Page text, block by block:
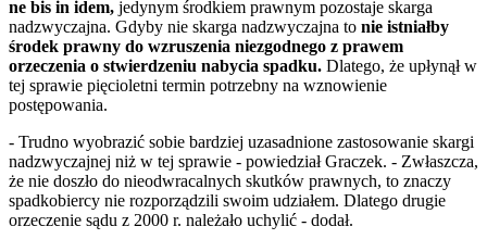
ne bis in idem, jedynym środkiem prawnym pozostaje skarga
nadzwyczajna. Gdyby nie skarga nadzwyczajna to nie istniałby
środek prawny do wzruszenia niezgodnego z prawem
orzeczenia o stwierdzeniu nabycia spadku. Dlatego, że upłynął w
tej sprawie pięcioletni termin potrzebny na wznowienie
postępowania.
- Trudno wyobrazić sobie bardziej uzasadnione zastosowanie skargi
nadzwyczajnej niż w tej sprawie - powiedział Graczek. - Zwłaszcza,
że nie doszło do nieodwracalnych skutków prawnych, to znaczy
spadkobiercy nie rozporządzili swoim udziałem. Dlatego drugie
orzeczenie sądu z 2000 r. należało uchylić - dodał.